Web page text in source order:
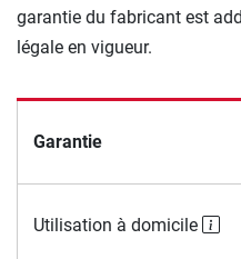
garantie du fabricant est
légale en vigueur.
Garantie
Utilisation à domicile